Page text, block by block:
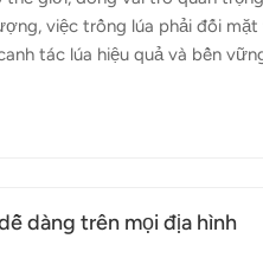
việc trồng lúa phải đối
tác lúa hiệu quả và bền
ở Châu Á đến những cảnh
như vậy, việc bảo vệ mùa
dàng trên mọi địa hình